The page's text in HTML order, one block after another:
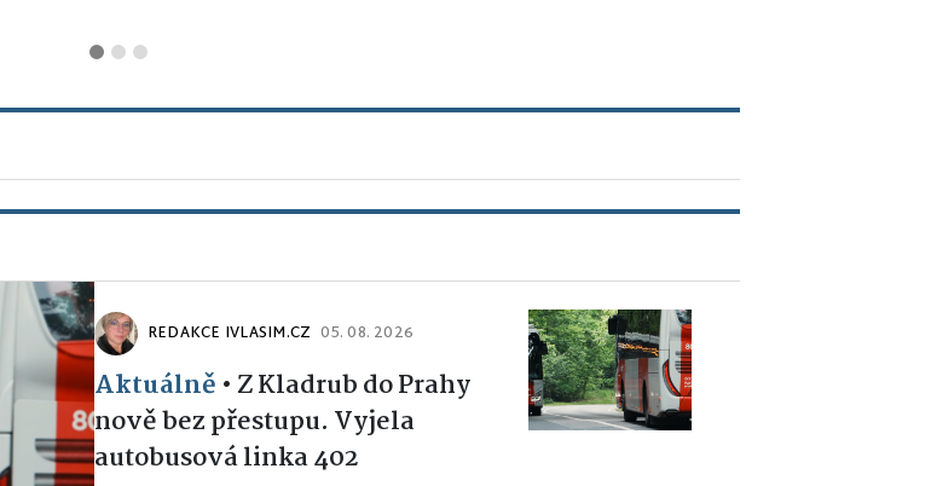
REDAKCE IVLASIM.CZ 05. 08. 2026
Aktuálně • Z Kladrub do Prahy
nově bez přestupu. Vyjela
autobusová linka 402